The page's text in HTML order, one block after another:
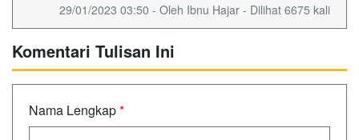
29/01/2023 03:50 - Oleh Ibnu Hajar - Dilihat 6675 kali
Komentari Tulisan Ini
Nama Lengkap*